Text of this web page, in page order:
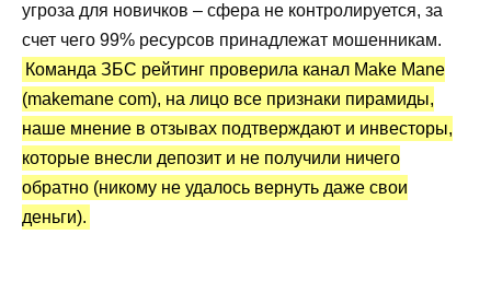
Преимущества и недостатки
угроза для новичков – сфера не контролируется, за
счет чего 99% ресурсов принадлежат мошенникам.
Команда ЗБС рейтинг проверила канал Make Mane
(makemane com), на лицо все признаки пирамиды,
наше мнение в отзывах подтверждают и инвесторы,
которые внесли депозит и не получили ничего
обратно (никому не удалось вернуть даже свои
деньги).